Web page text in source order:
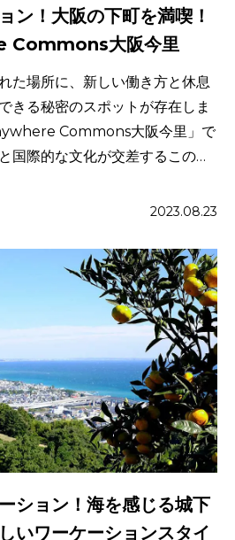
ン！大阪の下町を満喫！
大阪今里
た場所に、新しい働き方と休息
きる秘密のスポットが存在しま
Commons大阪今里」で
国際的な文化が交差するこの地
2023.08.23
ション！海を感じる城下
いワーケーションスタイ